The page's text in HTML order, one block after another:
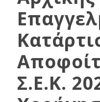
Σ.Ε.Κ.